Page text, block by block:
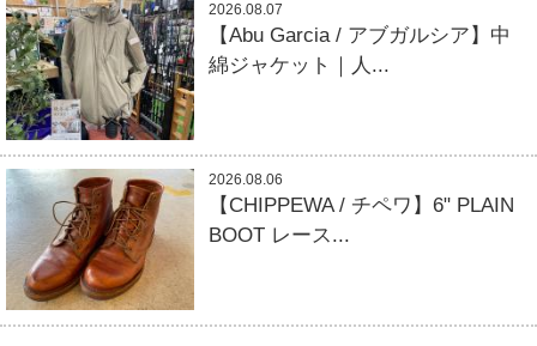
2026.08.07
【Abu Garcia / アブガルシア】中
綿ジャケット｜人...
2026.08.06
【CHIPPEWA / チペワ】6" PLAIN
BOOT レース...